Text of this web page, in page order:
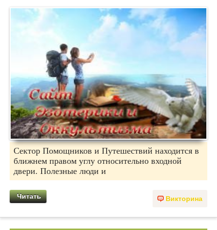
Сектор Помощников и Путешествий находится в
ближнем правом углу относительно входной
двери. Полезные люди и
Викторина
Читать